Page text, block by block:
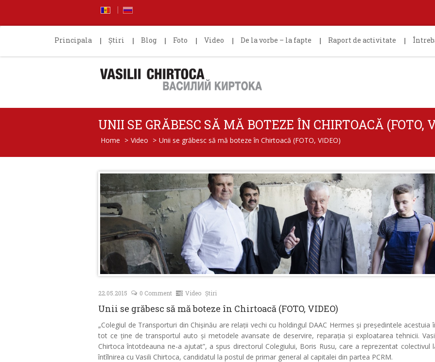
Principala Știri Blog Foto Video De la vorbe – la fapte Raport de activitate
UNII SE GRĂBESC SĂ MĂ BOTEZE ÎN CHIRTOACĂ (FOTO,
Home > Video > Unii se grăbesc să mă boteze în Chirtoacă (FOTO, VIDEO)
22.05.2015 0 Comment Video Știri
Unii se grăbesc să mă boteze în Chirtoacă (FOTO, VIDEO)
„Colegiul de Transporturi din Chișinău are relații vechi cu holdingul DAAC Hermes și președintele acestuia
tot ce ține de transportul auto și metodele avansate de deservire, reparația și exploatarea tehnicii.
Chirtoca întotdeauna ne-a ajutat”, a spus directorul Colegiului, Boris Rusu, care a reprezentat colectivul
întîlnirea cu Vasili Chirtoca, candidatul la postul de primar general al capitalei din partea PCRM.